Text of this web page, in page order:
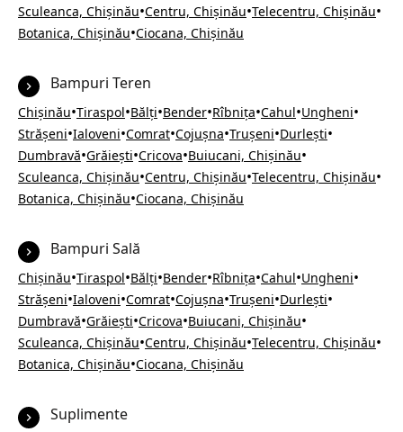
Sculeanca, Chișinău•Centru, Chișinău•Telecentru, Chișinău•
Botanica, Chișinău•Ciocana, Chișinău
Bampuri Teren
Chișinău•Tiraspol•Bălți•Bender•Rîbnița•Cahul•Ungheni•
Strășeni•Ialoveni•Comrat•Cojușna•Trușeni•Durlești•
Dumbravă•Grăiești•Cricova•Buiucani, Chișinău•
Sculeanca, Chișinău•Centru, Chișinău•Telecentru, Chișinău•
Botanica, Chișinău•Ciocana, Chișinău
Bampuri Sală
Chișinău•Tiraspol•Bălți•Bender•Rîbnița•Cahul•Ungheni•
Strășeni•Ialoveni•Comrat•Cojușna•Trușeni•Durlești•
Dumbravă•Grăiești•Cricova•Buiucani, Chișinău•
Sculeanca, Chișinău•Centru, Chișinău•Telecentru, Chișinău•
Botanica, Chișinău•Ciocana, Chișinău
Suplimente